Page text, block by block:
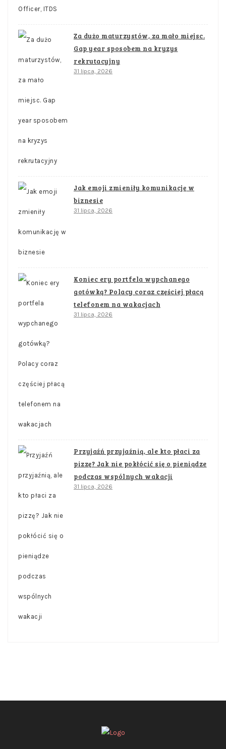
Za dużo maturzystów, za mało miejsc.
Gap year sposobem na kryzys
rekrutacyjny
31 lipca, 2026
Jak emoji zmieniły komunikację w
biznesie
31 lipca, 2026
Koniec ery portfela wypchanego
gotówką? Polacy coraz częściej płacą
telefonem na wakacjach
31 lipca, 2026
Przyjaźń przyjaźnią, ale kto płaci za
pizzę? Jak nie pokłócić się o pieniądze
podczas wspólnych wakacji
31 lipca, 2026